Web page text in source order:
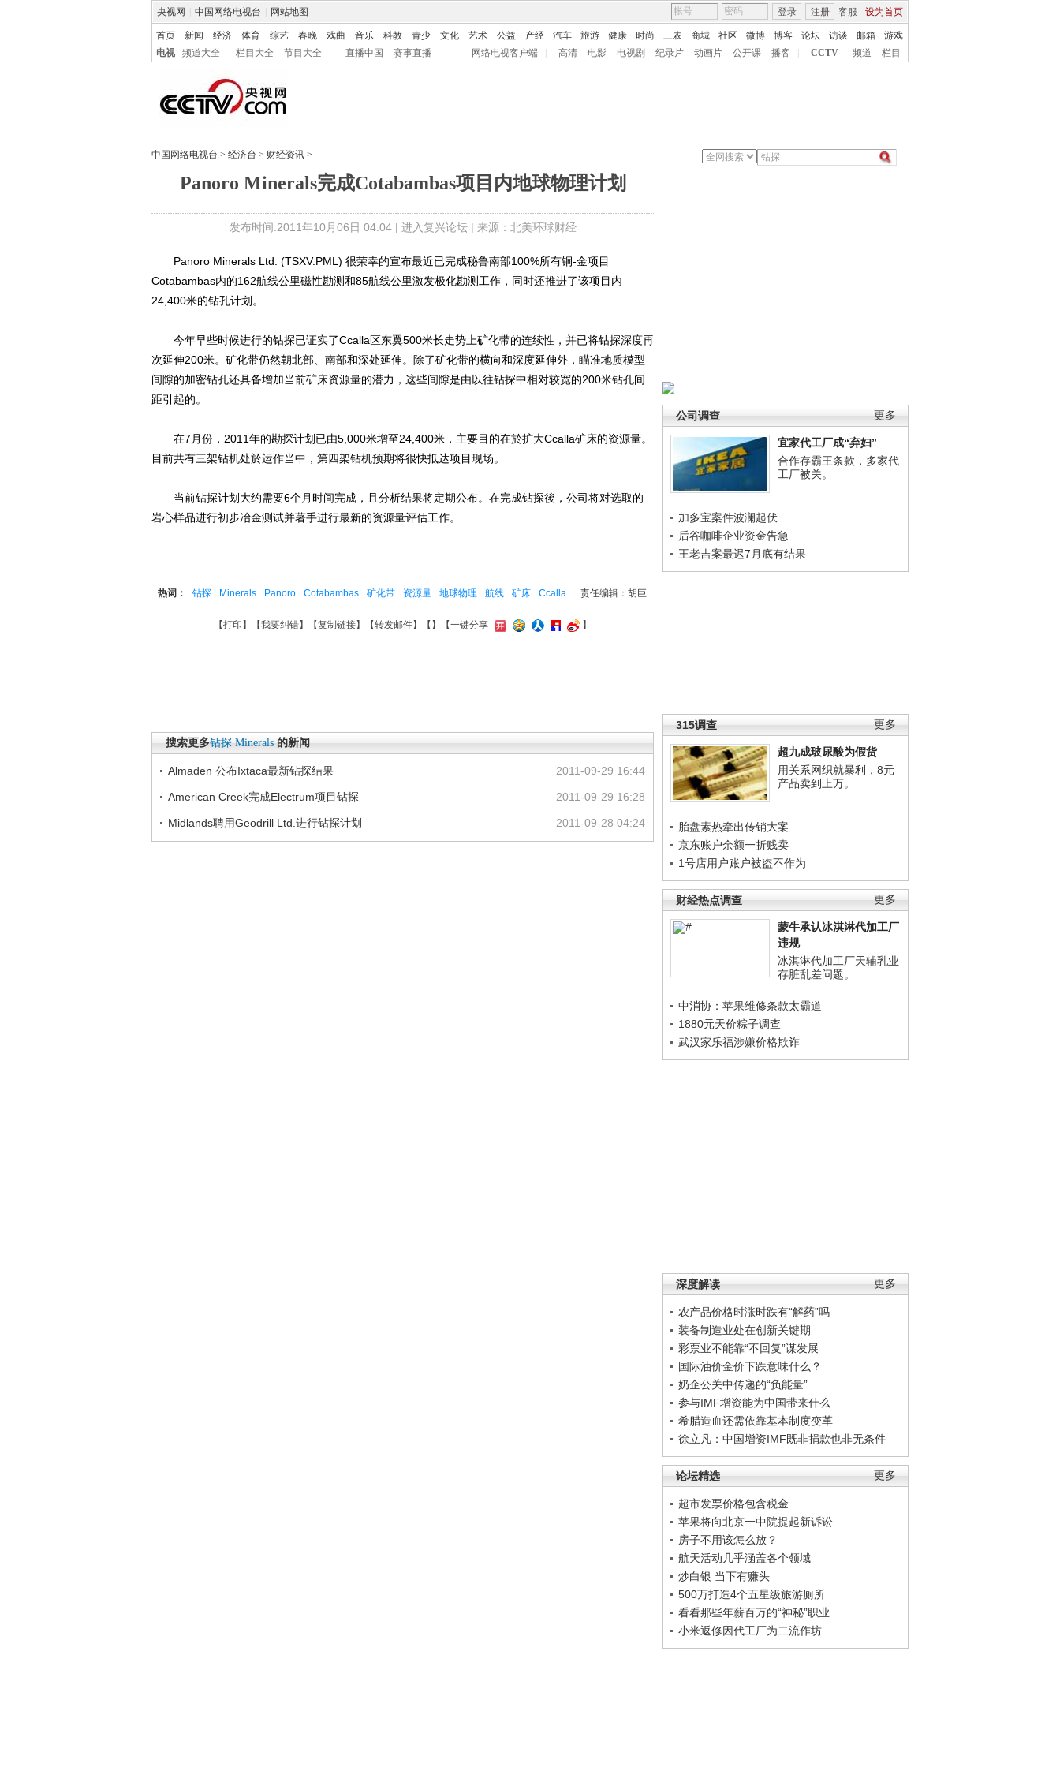
央视网 中国网络电视台 网站地图 客服 设为首页
登录 注册
首页 新闻 经济 体育 综艺 春晚 戏曲 音乐 科教 青少 文化 艺术 公益 产经 汽车 旅游 健康 时尚 三农 商城 社区 微博 博客 论坛 访谈 邮箱
游戏
电视
频道大全 栏目大全 节目大全 直播中国 赛事直播 网络电视客户端 高清 电影 电视剧 纪录片 动画片 公开课 播客 CCTV 频道 栏目
中国网络电视台 > 经济台 > 财经资讯 >
Panoro Minerals完成Cotabambas项目内地球物理计划
发布时间:2011年10月06日 04:04 | 进入复兴论坛| 来源：北美环球财经
更多
公司调查
宜家代工厂成“弃妇”
合作存霸王条款，多家代
工厂被关。
加多宝案件波澜起伏
后谷咖啡企业资金告急
王老吉案最迟7月底有结果
更多
315调查
超九成玻尿酸为假货
用关系网织就暴利，8元
产品卖到上万。
胎盘素热牵出传销大案
京东账户余额一折贱卖
1号店用户账户被盗不作为
更多
财经热点调查
蒙牛承认冰淇淋代加工厂
违规
冰淇淋代加工厂天辅乳业
存脏乱差问题。
中消协：苹果维修条款太霸道
1880元天价粽子调查
武汉家乐福涉嫌价格欺诈
更多
深度解读
农产品价格时涨时跌有“解药”吗
装备制造业处在创新关键期
彩票业不能靠“不回复”谋发展
国际油价金价下跌意味什么？
奶企公关中传递的“负能量”
参与IMF增资能为中国带来什么
希腊造血还需依靠基本制度变革
徐立凡：中国增资IMF既非捐款也非无条件
更多
论坛精选
超市发票价格包含税金
苹果将向北京一中院提起新诉讼
房子不用该怎么放？
航天活动几乎涵盖各个领域
炒白银 当下有赚头
500万打造4个五星级旅游厕所
看看那些年薪百万的“神秘”职业
小米返修因代工厂为二流作坊
Panoro Minerals Ltd. (TSXV:PML) 很荣幸的宣布最近已完成秘鲁南部100%所有铜-金项目
Cotabambas内的162航线公里磁性勘测和85航线公里激发极化勘测工作，同时还推进了该项目内
24,400米的钻孔计划。
今年早些时候进行的钻探已证实了Ccalla区东翼500米长走势上矿化带的连续性，并已将钻探深度再
次延伸200米。矿化带仍然朝北部、南部和深处延伸。除了矿化带的横向和深度延伸外，瞄准地质模型
间隙的加密钻孔还具备增加当前矿床资源量的潜力，这些间隙是由以往钻探中相对较宽的200米钻孔间
距引起的。
在7月份，2011年的勘探计划已由5,000米增至24,400米，主要目的在於扩大Ccalla矿床的资源量。
目前共有三架钻机处於运作当中，第四架钻机预期将很快抵达项目现场。
当前钻探计划大约需要6个月时间完成，且分析结果将定期公布。在完成钻探後，公司将对选取的
岩心样品进行初步冶金测试并著手进行最新的资源量评估工作。
责任编辑：胡巨
热词： 钻探 Minerals Panoro Cotabambas 矿化带 资源量 地球物理 航线 矿床 Ccalla
【打印 】【我要纠错】【复制链接】【转发邮件】【 】 【一键分享 】
搜索更多钻探 Minerals 的新闻
2011-09-29 16:44
Almaden 公布Ixtaca最新钻探结果
2011-09-29 16:28
American Creek完成Electrum项目钻探
2011-09-28 04:24
Midlands聘用Geodrill Ltd.进行钻探计划